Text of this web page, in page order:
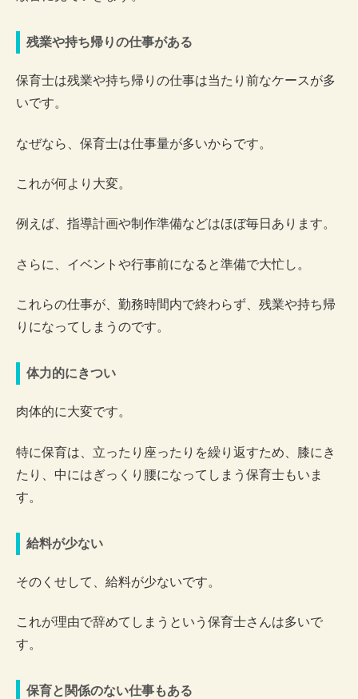
残業や持ち帰りの仕事がある
保育士は残業や持ち帰りの仕事は当たり前なケースが多
いです。
なぜなら、保育士は仕事量が多いからです。
これが何より大変。
例えば、指導計画や制作準備などはほぼ毎日あります。
さらに、イベントや行事前になると準備で大忙し。
これらの仕事が、勤務時間内で終わらず、残業や持ち帰
りになってしまうのです。
体力的にきつい
肉体的に大変です。
特に保育は、立ったり座ったりを繰り返すため、膝にき
たり、中にはぎっくり腰になってしまう保育士もいま
す。
給料が少ない
そのくせして、給料が少ないです。
これが理由で辞めてしまうという保育士さんは多いで
す。
保育と関係のない仕事もある